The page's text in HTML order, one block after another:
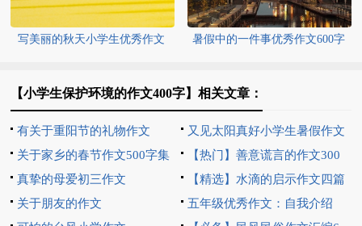
写美丽的秋天小学生优秀作文 暑假中的一件事优秀作文600字
【小学生保护环境的作文400字】相关文章：
有关于重阳节的礼物作文
又见太阳真好小学生暑假作文
关于家乡的春节作文500字集
合9篇
【热门】善意谎言的作文300
字集锦八篇
真挚的母爱初三作文
【精选】水滴的启示作文四篇
关于朋友的作文
五年级优秀作文：自我介绍